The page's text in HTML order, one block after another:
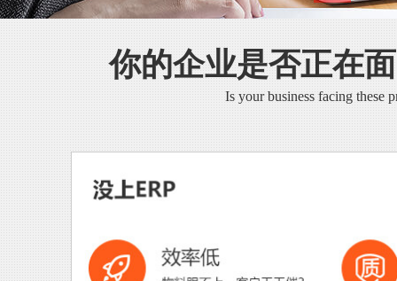
你的企业是否正在
Is your business facing these